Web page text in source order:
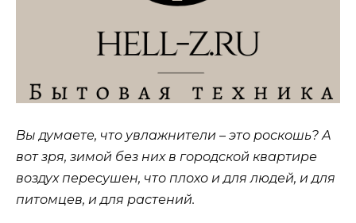
Вы думаете, что увлажнители – это роскошь? А
вот зря, зимой без них в городской квартире
воздух пересушен, что плохо и для людей, и для
питомцев, и для растений.